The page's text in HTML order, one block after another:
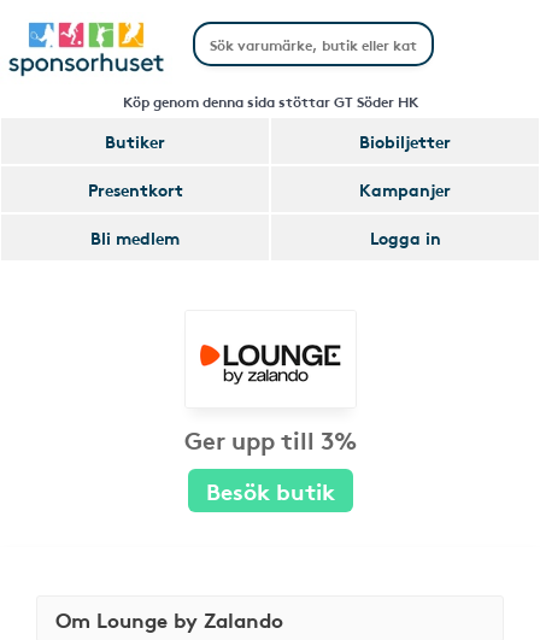
Köp genom denna sida stöttar GT Söder HK
Butiker
Biobiljetter
Presentkort
Kampanjer
Bli medlem
Logga in
Ger upp till 3%
Besök butik
Om Lounge by Zalando